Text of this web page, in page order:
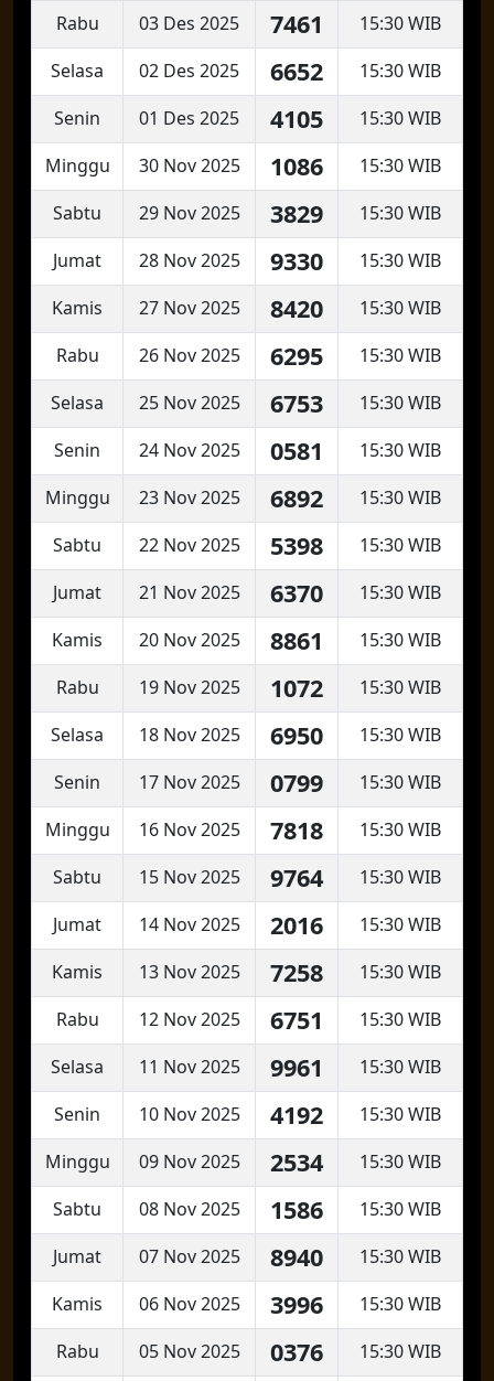
Rabu
03 Des 2025 7461
15:30 WIB
Selasa
02 Des 2025 6652
15:30 WIB
Senin
01 Des 2025 4105
15:30 WIB
Minggu
30 Nov 2025 1086
15:30 WIB
Sabtu
29 Nov 2025 3829
15:30 WIB
Jumat
28 Nov 2025 9330
15:30 WIB
Kamis
27 Nov 2025 8420
15:30 WIB
Rabu
26 Nov 2025 6295
15:30 WIB
Selasa
25 Nov 2025 6753
15:30 WIB
Senin
24 Nov 2025 0581
15:30 WIB
Minggu
23 Nov 2025 6892
15:30 WIB
Sabtu
22 Nov 2025 5398
15:30 WIB
Jumat
21 Nov 2025 6370
15:30 WIB
Kamis
20 Nov 2025 8861
15:30 WIB
Rabu
19 Nov 2025 1072
15:30 WIB
Selasa
18 Nov 2025 6950
15:30 WIB
Senin
17 Nov 2025 0799
15:30 WIB
Minggu
16 Nov 2025 7818
15:30 WIB
Sabtu
15 Nov 2025 9764
15:30 WIB
Jumat
14 Nov 2025 2016
15:30 WIB
Kamis
13 Nov 2025 7258
15:30 WIB
Rabu
12 Nov 2025 6751
15:30 WIB
Selasa
11 Nov 2025 9961
15:30 WIB
Senin
10 Nov 2025 4192
15:30 WIB
Minggu
09 Nov 2025 2534
15:30 WIB
Sabtu
08 Nov 2025 1586
15:30 WIB
Jumat
07 Nov 2025 8940
15:30 WIB
Kamis
06 Nov 2025 3996
15:30 WIB
Rabu
05 Nov 2025 0376
15:30 WIB